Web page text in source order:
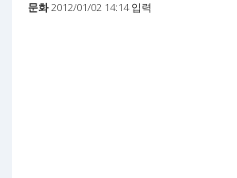
문화2012/01/02 14:14 입력